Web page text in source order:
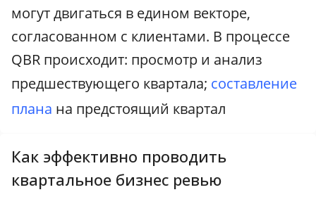
могут двигаться в едином векторе,
согласованном с клиентами. В процессе
QBR происходит: просмотр и анализ
предшествующего квартала; составление
плана на предстоящий квартал
Как эффективно проводить
квартальное бизнес ревью